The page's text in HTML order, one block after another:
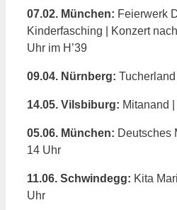
07.02. München: Feierwerk
Kinderfasching | Konzert
Uhr im H’39
09.04. Nürnberg:
14.05. Vilsbiburg: Mitanand
05.06. München: Deutsches
14 Uhr
11.06. Schwindegg: Kita
Uhr